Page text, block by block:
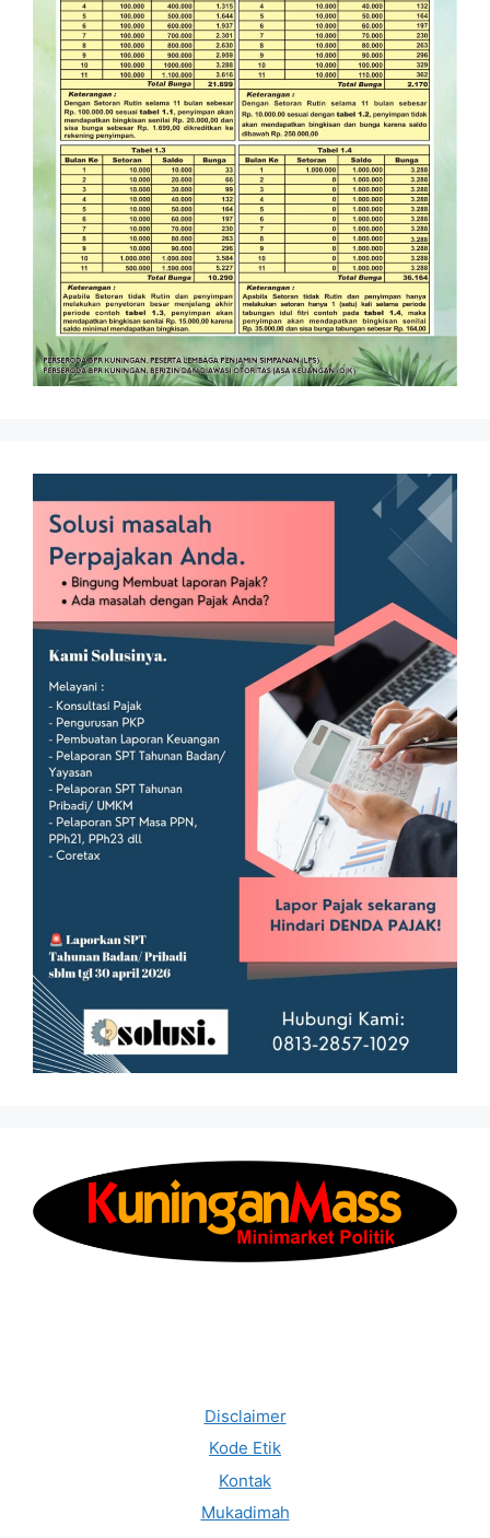
Disclaimer
Kode Etik
Kontak
Mukadimah